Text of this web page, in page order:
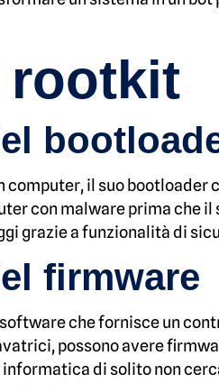
computer, il suo
con malware prima che
grazie a funzionalità di
firmware
che fornisce un
possono avere
di solito non